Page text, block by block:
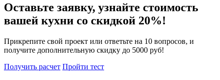
Оставьте заявку, узнайте стоимость
вашей кухни со скидкой 20%!
Прикрепите свой проект или ответьте на 10 вопросов, и
получите дополнительную скидку до 5000 руб!
Получить расчет Пройти тест